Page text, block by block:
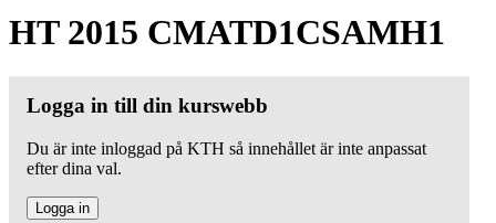
HT 2015 CMATD1CSAMH1
Logga in till din kurswebb
Du är inte inloggad på KTH så innehållet är inte anpassat
efter dina val.
Logga in